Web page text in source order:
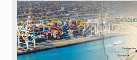
© JDM